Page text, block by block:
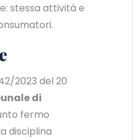
stessa attività e
2023 del 20
di
fermo
disciplina